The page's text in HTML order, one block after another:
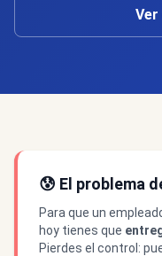
😰 El problema
Para que un
hoy tienes que
Pierdes el control: